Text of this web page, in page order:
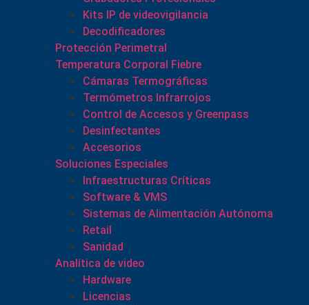
Kits IP de videovigilancia
Decodificadores
Protección Perimetral
Temperatura Corporal Fiebre
Cámaras Termográficas
Termómetros Infrarrojos
Control de Accesos y Greenpass
Desinfectantes
Accesorios
Soluciones Especiales
Infraestructuras Críticas
Software & VMS
Sistemas de Alimentación Autónoma
Retail
Sanidad
Analítica de video
Hardware
Licencias